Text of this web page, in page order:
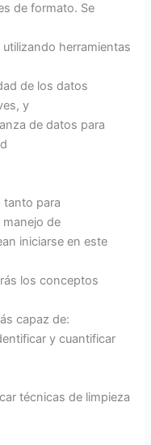
de formato. Se
herramientas
de los datos
y
de datos para
tanto para
de
iniciarse en este
los conceptos
capaz de:
y cuantificar
técnicas de limpieza